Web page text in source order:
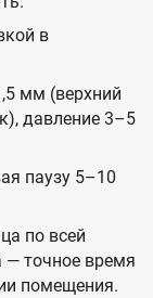
в
мм (верхний
давление 3–5
паузу 5–10
по всей
— точное время
помещения.